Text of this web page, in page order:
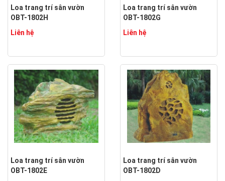
Loa trang trí sân vườn
OBT-1802H
Liên hệ
Loa trang trí sân vườn
OBT-1802G
Liên hệ
Loa trang trí sân vườn
OBT-1802E
Loa trang trí sân vườn
OBT-1802D